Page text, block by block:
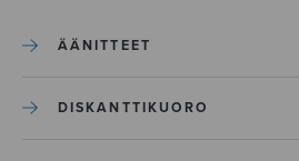
ÄÄNITTEET
DISKANTTIKUORO